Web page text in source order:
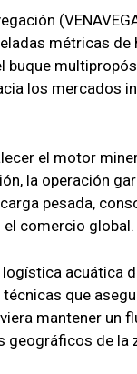
métricas de
buque
los mercados
el motor
la operación
pesada,
comercio global.
acuática
que
mantener un
geográficos de la